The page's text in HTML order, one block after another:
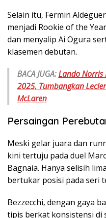
Selain itu, Fermin
menjadi Rookie of the
dan menyalip Ai Ogura
klasemen debutan.
BACA JUGA:Lando Norris
2025, Tumbangkan
McLaren
Persaingan
Meski gelar juara dan
kini tertuju pada duel
Bagnaia. Hanya selisih
bertukar posisi pada seri
Bezzecchi, dengan gaya
tipis berkat konsistensi di